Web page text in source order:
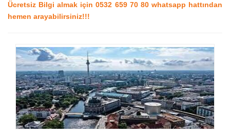
Ücretsiz Bilgi almak için 0532 659 70 80 whatsapp hattından
hemen arayabilirsiniz!!!